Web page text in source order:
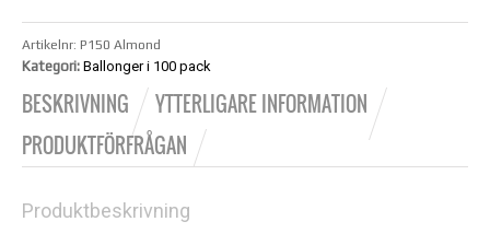
Artikelnr: P150 Almond
Kategori: Ballonger i 100 pack
BESKRIVNING
YTTERLIGARE INFORMATION
PRODUKTFÖRFRÅGAN
Produktbeskrivning